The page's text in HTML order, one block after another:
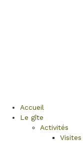
Accueil
Le gîte
Activités